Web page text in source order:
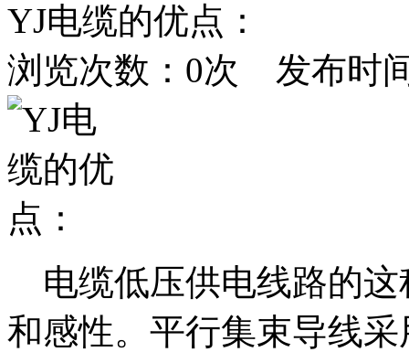
YJ电缆的优点：
浏览次数： 0次 发布时间
电缆低压供电线路的
和感性。平行集束导线